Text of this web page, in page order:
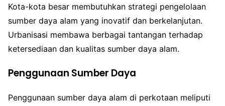
Kota-kota besar membutuhkan strategi pengelolaan
sumber daya alam yang inovatif dan berkelanjutan.
Urbanisasi membawa berbagai tantangan terhadap
ketersediaan dan kualitas sumber daya alam.
Penggunaan Sumber Daya
Penggunaan sumber daya alam di perkotaan meliputi